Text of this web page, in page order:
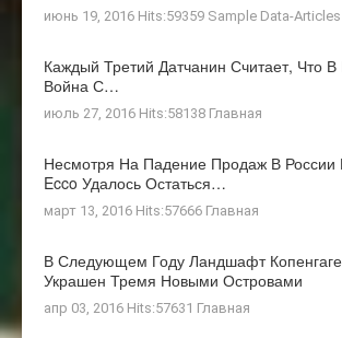
июнь 19, 2016 Hits:59359 Sample Data-Articles
Каждый Третий Датчанин Считает, Что
Война С…
июль 27, 2016 Hits:58138 Главная
Несмотря На Падение Продаж В России
Ecco Удалось Остаться…
март 13, 2016 Hits:57666 Главная
В Следующем Году Ландшафт
Украшен Тремя Новыми Островами
апр 03, 2016 Hits:57631 Главная